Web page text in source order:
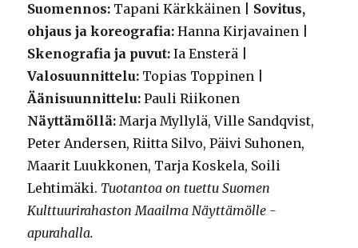
Suomennos: Tapani Kärkkäinen | Sovitus,
ohjaus ja koreografia: Hanna Kirjavainen |
Skenografia ja puvut: Ia Ensterä |
Valosuunnittelu: Topias Toppinen |
Äänisuunnittelu: Pauli Riikonen
Näyttämöllä: Marja Myllylä, Ville Sandqvist,
Peter Andersen, Riitta Silvo, Päivi Suhonen,
Maarit Luukkonen, Tarja Koskela, Soili
Lehtimäki. Tuotantoa on tuettu Suomen
Kulttuurirahaston Maailma Näyttämölle -
apurahalla.